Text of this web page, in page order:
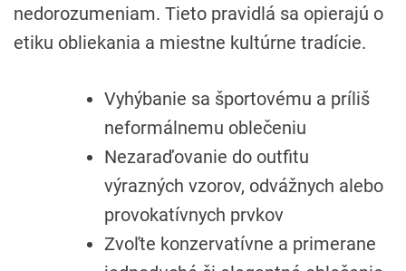
nedorozumeniam. Tieto pravidlá sa opierajú o
etiku obliekania a miestne kultúrne tradície.
Vyhýbanie sa športovému a príliš
neformálnemu oblečeniu
Nezaraďovanie do outfitu
výrazných vzorov, odvážnych alebo
provokatívnych prvkov
Zvoľte konzervatívne a primerane